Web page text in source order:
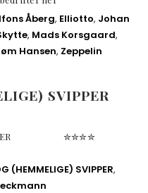
Åberg, Elliotto, Johan
, Mads Korsgaard,
Hansen, Zeppelin
SVIPPER
SVIPPER ✮✮✮✮
(HEMMELIGE) SVIPPER,